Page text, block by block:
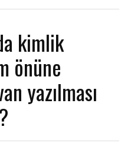
kimlik
önüne
yazılması